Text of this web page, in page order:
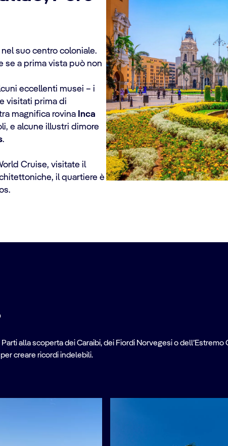
suo centro coloniale.
se a prima vista può non
eccellenti musei – i
visitati prima di
magnifica rovina Inca
e alcune illustri dimore
.
Cruise, visitate il
il quartiere è
alla scoperta dei Caraibi, dei Fiordi Norvegesi o
creare ricordi indelebili.